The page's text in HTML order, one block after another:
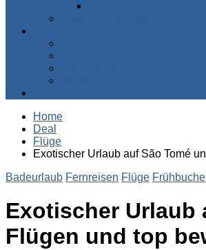
Home
Deal
Flüge
Exotischer Urlaub auf São Tomé
Badeurlaub Fernreisen Flüge
Exotischer Urlaub
Flügen und top